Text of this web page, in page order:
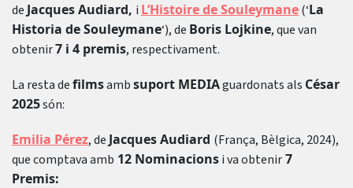
de Jacques Audiard, i L’Histoire de Souleymane(‘La
Historia de Souleymane‘), de Boris Lojkine, que van
obtenir7 i 4 premis, respectivament.
La resta defilmsambsuport MEDIAguardonats als César
2025són:
Emilia Pérez, de Jacques Audiard (França, Bèlgica, 2024),
que comptava amb 12 Nominacionsi va obtenir7
Premis: